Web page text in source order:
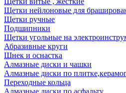
Щетки нейлоновые для
Щетки ручные
Подшипники
Щетки угольные на
Абразивные круги
Шнек и оснастка
Алмазные диски и чашки
Алмазные диски по
Переходные кольца
Алмазные диски по асфальту